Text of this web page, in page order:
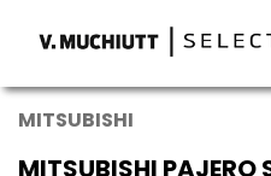
MITSUBISHI
MITSUBISHI PAJERO